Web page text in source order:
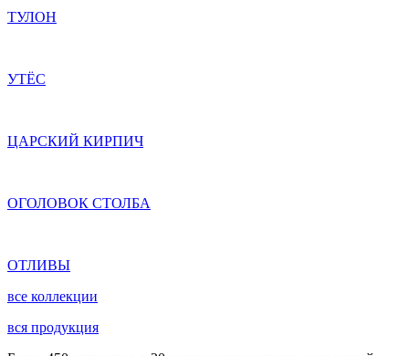
ТУЛОН
УТЁС
ЦАРСКИЙ КИРПИЧ
ОГОЛОВОК СТОЛБА
ОТЛИВЫ
все коллекции
вся продукция